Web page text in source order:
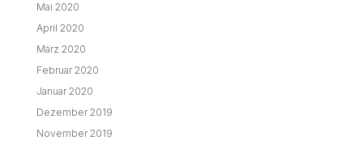
Mai 2020
April 2020
März 2020
Februar 2020
Januar 2020
Dezember 2019
November 2019